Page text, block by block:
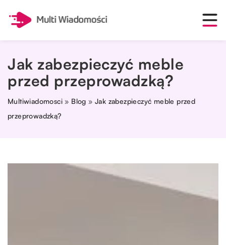
Jak zabezpieczyć meble
przed przeprowadzką?
Multiwiadomosci » Blog »Jak zabezpieczyć meble przed
przeprowadzką?